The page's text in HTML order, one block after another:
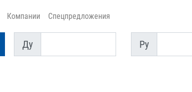
Компании Спецпредложения
Ду
Ду
Py
Py